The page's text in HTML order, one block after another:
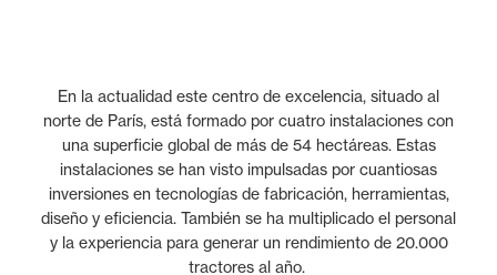
En la actualidad este centro de excelencia, situado al
norte de París, está formado por cuatro instalaciones con
una superficie global de más de 54 hectáreas. Estas
instalaciones se han visto impulsadas por cuantiosas
inversiones en tecnologías de fabricación, herramientas,
diseño y eficiencia. También se ha multiplicado el personal
y la experiencia para generar un rendimiento de 20.000
tractores al año.